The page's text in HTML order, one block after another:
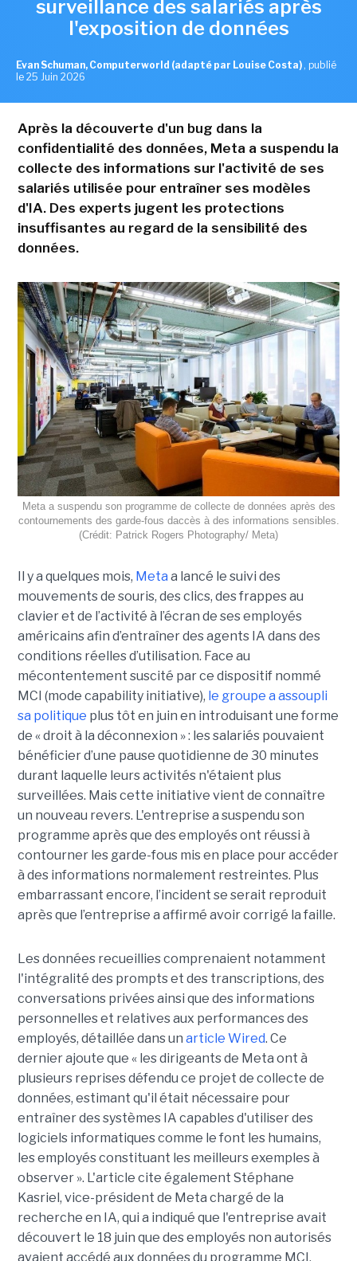
surveillance des salariés après
l'exposition de données
Evan Schuman, Computerworld (adapté par Louise Costa) , publié
le 25 Juin 2026
Après la découverte d'un bug dans la
confidentialité des données, Meta a suspendu la
collecte des informations sur l'activité de ses
salariés utilisée pour entraîner ses modèles
d'IA. Des experts jugent les protections
insuffisantes au regard de la sensibilité des
données.
Meta a suspendu son programme de collecte de données après des
contournements des garde-fous daccès à des informations sensibles.
(Crédit: Patrick Rogers Photography/ Meta)
Il y a quelques mois, Meta a lancé le suivi des
mouvements de souris, des clics, des frappes au
clavier et de l’activité à l’écran de ses employés
américains afin d’entraîner des agents IA dans des
conditions réelles d’utilisation. Face au
mécontentement suscité par ce dispositif nommé
MCI (mode capability initiative), le groupe a assoupli
sa politique plus tôt en juin en introduisant une forme
de « droit à la déconnexion » : les salariés pouvaient
bénéficier d’une pause quotidienne de 30 minutes
durant laquelle leurs activités n'étaient plus
surveillées. Mais cette initiative vient de connaître
un nouveau revers. L'entreprise a suspendu son
programme après que des employés ont réussi à
contourner les garde-fous mis en place pour accéder
à des informations normalement restreintes. Plus
embarrassant encore, l’incident se serait reproduit
après que l’entreprise a affirmé avoir corrigé la faille.
Les données recueillies comprenaient notamment
l'intégralité des prompts et des transcriptions, des
conversations privées ainsi que des informations
personnelles et relatives aux performances des
employés, détaillée dans un article Wired. Ce
dernier ajoute que « les dirigeants de Meta ont à
plusieurs reprises défendu ce projet de collecte de
données, estimant qu'il était nécessaire pour
entraîner des systèmes IA capables d'utiliser des
logiciels informatiques comme le font les humains,
les employés constituant les meilleurs exemples à
observer ». L'article cite également Stéphane
Kasriel, vice-président de Meta chargé de la
recherche en IA, qui a indiqué que l'entreprise avait
découvert le 18 juin que des employés non autorisés
avaient accédé aux données du programme MCI.